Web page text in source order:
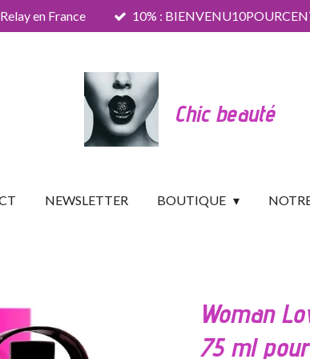
en France 10% :
Chic beauté
NEWSLETTER BOUTIQUE
Woman
75 ml